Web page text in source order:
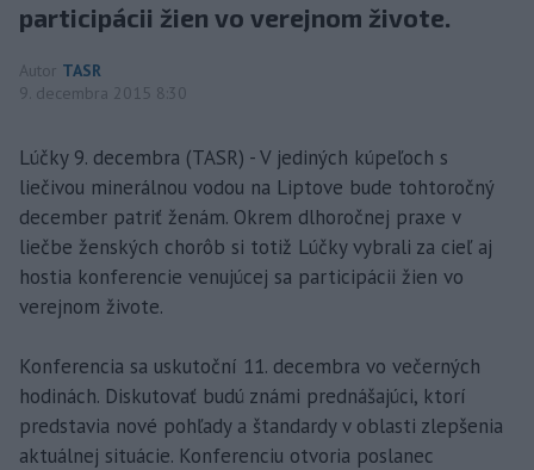
participácii žien vo verejnom živote.
Autor TASR
9. decembra 2015 8:30
Lúčky 9. decembra (TASR) - V jediných kúpeľoch s
liečivou minerálnou vodou na Liptove bude tohtoročný
december patriť ženám. Okrem dlhoročnej praxe v
liečbe ženských chorôb si totiž Lúčky vybrali za cieľ aj
hostia konferencie venujúcej sa participácii žien vo
verejnom živote.
Konferencia sa uskutoční 11. decembra vo večerných
hodinách. Diskutovať budú známi prednášajúci, ktorí
predstavia nové pohľady a štandardy v oblasti zlepšenia
aktuálnej situácie. Konferenciu otvoria poslanec